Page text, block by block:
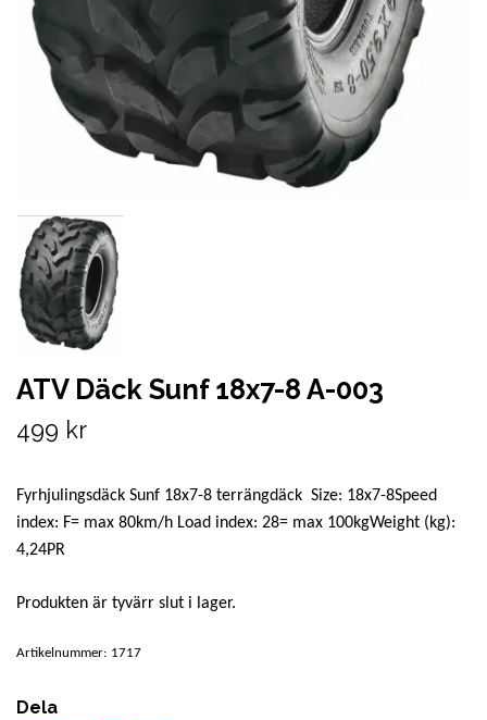
ATV Däck Sunf 18x7-8 A-003
499 kr
Fyrhjulingsdäck Sunf 18x7-8 terrängdäck Size: 18x7-8Speed
index: F= max 80km/h Load index: 28= max 100kgWeight (kg):
4,24PR
Produkten är tyvärr slut i lager.
Artikelnummer: 1717
Dela